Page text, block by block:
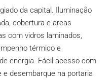
da capital. Iluminação
cobertura e áreas
com vidros laminados,
térmico e
energia. Fácil acesso com
desembarque na portaria